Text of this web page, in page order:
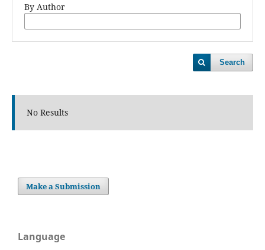
By Author
Search
No Results
Make a Submission
Language